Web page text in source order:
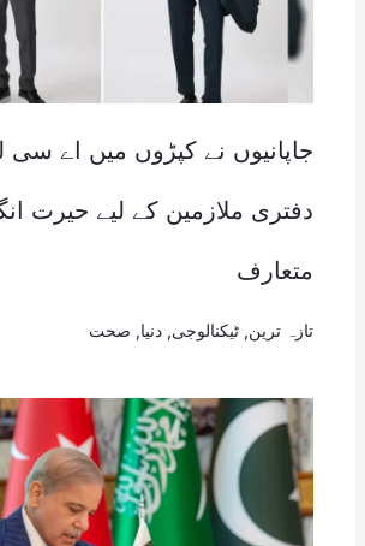
جاپانیوں نے کپڑوں میں اے سی
دفتری ملازمین کے لیے حیرت
متعارف
تازہ ترین ٹیکنالوجی دنیا صحت